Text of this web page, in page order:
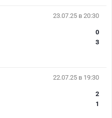
23.07.25 в 20:30
0
3
22.07.25 в 19:30
2
1